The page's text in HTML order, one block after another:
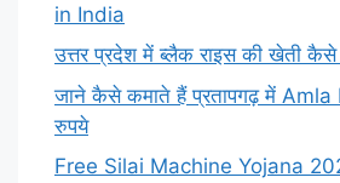
in India
उत्तर प्रदेश में ब्लैक राइस की खेती
जाने कैसे कमाते हैं प्रतापगढ़ में
रुपये
Free Silai Machine Yojana